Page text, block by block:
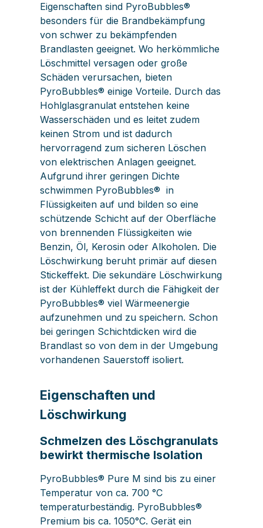
Eigenschaften sind PyroBubbles®
besonders für die Brandbekämpfung
von schwer zu bekämpfenden
Brandlasten geeignet. Wo herkömmliche
Löschmittel versagen oder große
Schäden verursachen, bieten
PyroBubbles® einige Vorteile. Durch das
Hohlglasgranulat entstehen keine
Wasserschäden und es leitet zudem
keinen Strom und ist dadurch
hervorragend zum sicheren Löschen
von elektrischen Anlagen geeignet.
Aufgrund ihrer geringen Dichte
schwimmen PyroBubbles® in
Flüssigkeiten auf und bilden so eine
schützende Schicht auf der Oberfläche
von brennenden Flüssigkeiten wie
Benzin, Öl, Kerosin oder Alkoholen. Die
Löschwirkung beruht primär auf diesen
Stickeffekt. Die sekundäre Löschwirkung
ist der Kühleffekt durch die Fähigkeit der
PyroBubbles® viel Wärmeenergie
aufzunehmen und zu speichern. Schon
bei geringen Schichtdicken wird die
Brandlast so von dem in der Umgebung
vorhandenen Sauerstoff isoliert.
Eigenschaften und
Löschwirkung
Schmelzen des Löschgranulats
bewirkt thermische Isolation
PyroBubbles® Pure M sind bis zu einer
Temperatur von ca. 700 °C
temperaturbeständig. PyroBubbles®
Premium bis ca. 1050°C. Gerät ein